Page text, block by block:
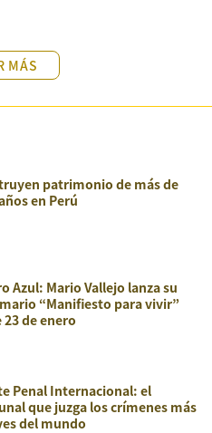
MÁS
patrimonio de más de
en Perú
Azul: Mario Vallejo lanza su
“Manifiesto para vivir”
23 de enero
Penal Internacional: el
que juzga los crímenes más
del mundo